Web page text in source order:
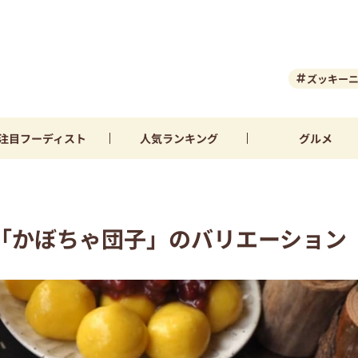
ズッキーニ
目フーディスト 人気ランキング グルメ
ぼちゃ団子」のバリエーション